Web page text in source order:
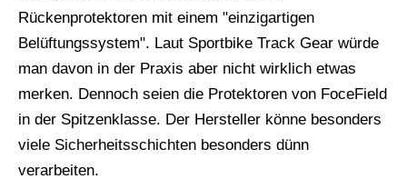
Rückenprotektoren mit einem "einzigartigen
Belüftungssystem". Laut Sportbike Track Gear würde
man davon in der Praxis aber nicht wirklich etwas
merken. Dennoch seien die Protektoren von FoceField
in der Spitzenklasse. Der Hersteller könne besonders
viele Sicherheitsschichten besonders dünn
verarbeiten.